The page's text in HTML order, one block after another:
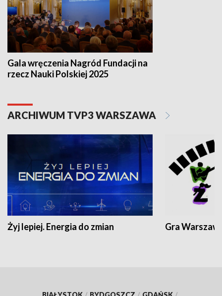
Gala wręczenia Nagród Fundacji na
rzecz Nauki Polskiej 2025
ARCHIWUM TVP3 WARSZAWA
Żyj lepiej. Energia do zmian Gra